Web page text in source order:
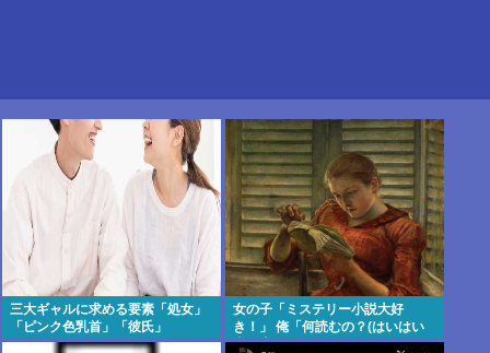
三大ギャルに求める要素「処女」
「ピンク色乳首」「彼氏」
女の子「ミステリー小説大好
き！」 俺「何読むの？(はいはい
東野圭吾)」